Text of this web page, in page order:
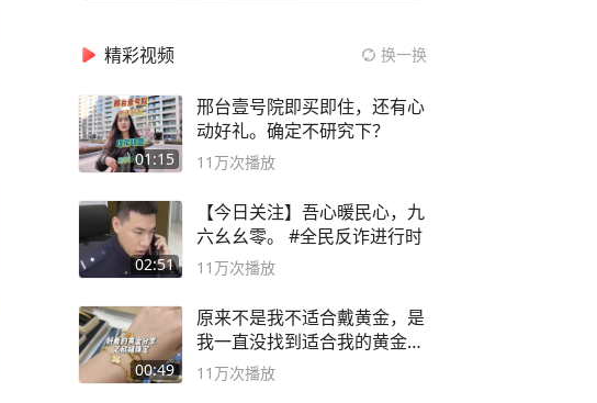
精彩视频 换一换
01:15
邢台壹号院即买即住，还有心
动好礼。确定不研究下？
11万次播放
02:51
【今日关注】吾心暖民心，九
六幺幺零。 #全民反诈进行时
11万次播放
00:49
原来不是我不适合戴黄金，是
我一直没找到适合我的黄金
😭
11万次播放